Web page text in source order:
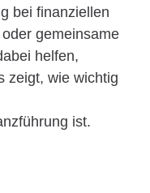
bei finanziellen
gemeinsame
helfen,
zeigt, wie wichtig
ist.